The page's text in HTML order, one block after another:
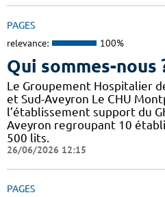
PAGES
relevance: 100%
Qui sommes-nous
Le Groupement Hospitalier
et Sud-Aveyron Le CHU
l’établissement support du
Aveyron regroupant 10
500 lits.
26/06/2026 12:15
PAGES